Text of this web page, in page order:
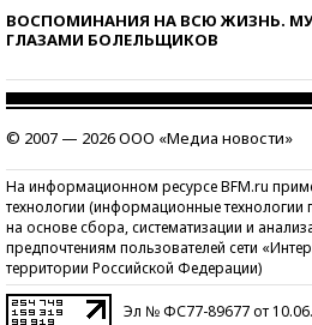
ВОСПОМИНАНИЯ НА ВСЮ ЖИЗНЬ.
ГЛАЗАМИ БОЛЕЛЬЩИКОВ
© 2007 — 2026 ООО «Медиа новости»
На информационном ресурсе BFM.ru
технологии (информационные
на основе сбора, систематизации и
предпочтениям пользователей сети
территории Российской Федерации)
Эл № ФС77-89677 от